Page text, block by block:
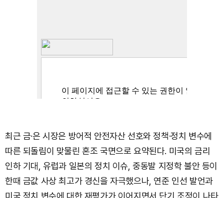
최근 금·은 시장은 방어적 안전자산 선호와 정책·정치 변수에
따른 되돌림이 맞물린 혼조 국면으로 요약된다. 미국의 금리
인하 기대, 유럽과 일본의 정치 이슈, 중동발 지정학 불안 등이
한때 금값 사상 최고가 경신을 자극했으나, 연준 인선 발언과
미국 정치 변수에 대한 재평가가 이어지면서 단기 조정이 나타